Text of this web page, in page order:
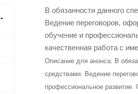
В обязанности данного
Ведение переговоров,
обучение и
качественная работа с
Описание для анонса: В
средствами. Ведение
профессиональное